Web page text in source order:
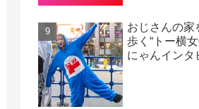
おじさんの家
歩く“トー横女
にゃんインタ